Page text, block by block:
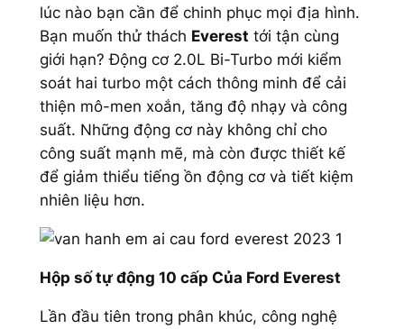
lúc nào bạn cần để chinh phục mọi địa hình.
Bạn muốn thử thách Everest tới tận cùng
giới hạn? Động cơ 2.0L Bi-Turbo mới kiểm
soát hai turbo một cách thông minh để cải
thiện mô-men xoắn, tăng độ nhạy và công
suất. Những động cơ này không chỉ cho
công suất mạnh mẽ, mà còn được thiết kế
để giảm thiểu tiếng ồn động cơ và tiết kiệm
nhiên liệu hơn.
Hộp số tự động 10 cấp Của Ford Everest
Lần đầu tiên trong phân khúc, công nghệ